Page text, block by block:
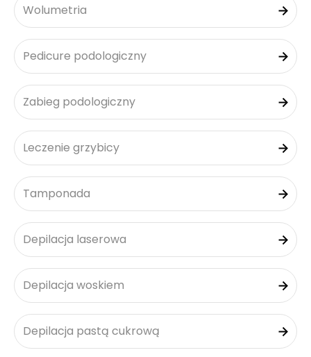
Wolumetria
Pedicure podologiczny
Zabieg podologiczny
Leczenie grzybicy
Tamponada
Depilacja laserowa
Depilacja woskiem
Depilacja pastą cukrową